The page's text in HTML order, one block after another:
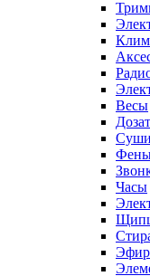
Весы
Фены
Часы